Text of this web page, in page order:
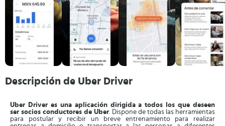
Descripción de Uber Driver
Uber Driver es una aplicación dirigida a todos los que deseen
ser socios conductores de Uber. Dispone de todas las herramientas
para postular y recibir un breve entrenamiento para realizar